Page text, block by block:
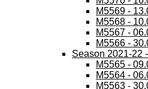
M5569 -
M5568 -
M5567 -
M5566 -
Season 2021-22
M5565 -
M5564 -
M5563 -